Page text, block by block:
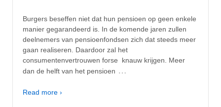
Burgers beseffen niet dat hun pensioen op geen enkele
manier gegarandeerd is. In de komende jaren zullen
deelnemers van pensioenfondsen zich dat steeds meer
gaan realiseren. Daardoor zal het
consumentenvertrouwen forse knauw krijgen. Meer
dan de helft van het pensioen …
Read more ›